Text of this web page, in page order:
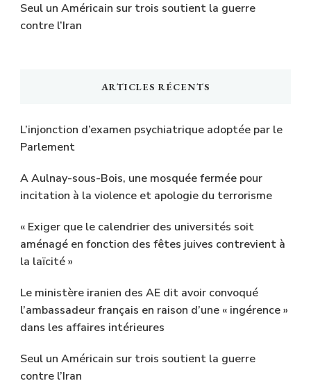
Seul un Américain sur trois soutient la guerre
contre l’Iran
ARTICLES RÉCENTS
L’injonction d’examen psychiatrique adoptée par le
Parlement
A Aulnay-sous-Bois, une mosquée fermée pour
incitation à la violence et apologie du terrorisme
« Exiger que le calendrier des universités soit
aménagé en fonction des fêtes juives contrevient à
la laïcité »
Le ministère iranien des AE dit avoir convoqué
l’ambassadeur français en raison d’une « ingérence »
dans les affaires intérieures
Seul un Américain sur trois soutient la guerre
contre l’Iran